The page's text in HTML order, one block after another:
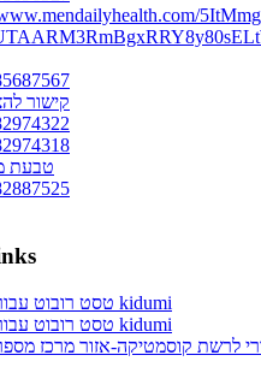
קישור
טבעת
טסט רובוט עבור תוכנת kidumi
טסט רובוט עבור תוכנת kidumi
לרשת קוסמטיקה-אזור מרכז